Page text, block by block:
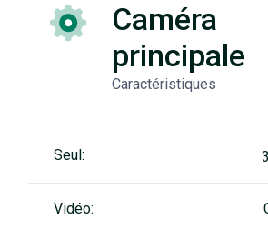
Caméra
principale
Caractéristiques
Seul:
Vidéo: